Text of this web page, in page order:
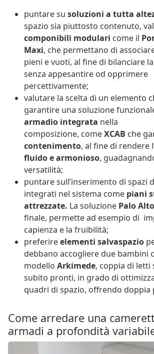
puntare su soluzioni a tutta
spazio sia piuttosto contenuto,
componibili modulari come il
Maxi, che permettano di
pieni e vuoti, al fine di bilanciare
senza appesantire od opprimere
percettivamente;
valutare la scelta di un elemento
garantire una soluzione
armadio integrata nella
composizione, comeXCAB che
contenimento, al fine di rendere
fluido e armonioso,
versatilità;
puntare sull’inserimento di spazi
integrati nel sistema come piani
attrezzate. La soluzione Palo Alto
finale, permette ad esempio di
capienza e la fruibilità;
preferireelementi salvaspazio
debbano accogliere due bambini
modello Arkimede, coppia di letti
subito pronti, in grado di
quadri di spazio, offrendo doppia
Come arredare una
armadi a profondità